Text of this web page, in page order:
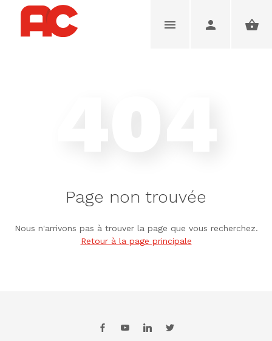
Page non trouvée
Nous n'arrivons pas à trouver la page que vous recherchez.
Retour à la page principale